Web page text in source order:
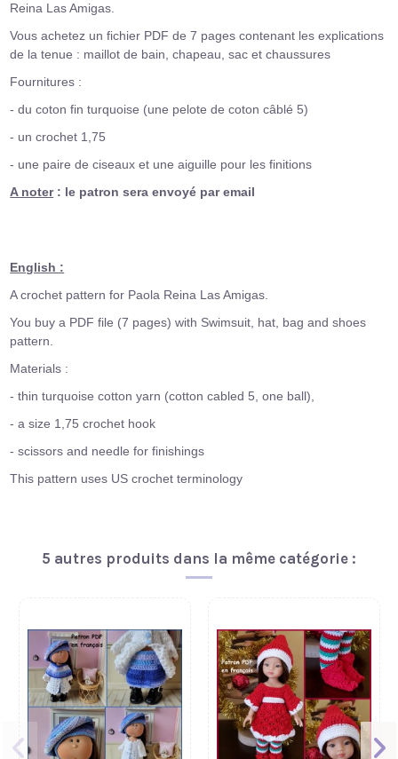
Reina Las Amigas.
Vous achetez un fichier PDF de 7 pages contenant les explications
de la tenue : maillot de bain, chapeau, sac et chaussures
Fournitures :
- du coton fin turquoise (une pelote de coton câblé 5)
- un crochet 1,75
- une paire de ciseaux et une aiguille pour les finitions
A noter: le patron sera envoyé par email
English :
A crochet pattern for Paola Reina Las Amigas.
You buy a PDF file (7 pages) with Swimsuit, hat, bag and shoes
pattern.
Materials :
- thin turquoise cotton yarn (cotton cabled 5, one ball),
- a size 1,75 crochet hook
- scissors and needle for finishings
This pattern uses US crochet terminology
5 autres produits dans la même catégorie :